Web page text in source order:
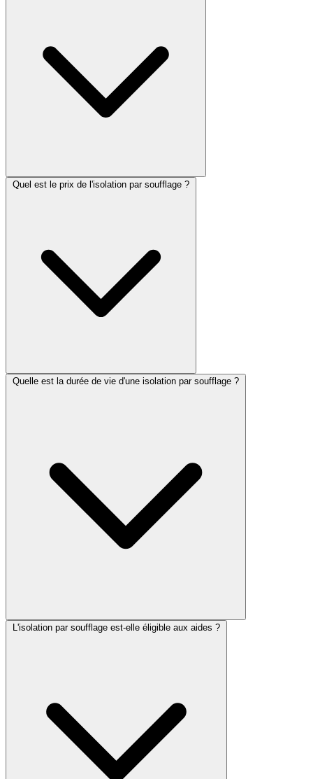
Quel est le prix de l'isolation par soufflage ?
Quelle est la durée de vie d'une isolation par soufflage ?
L'isolation par soufflage est-elle éligible aux aides ?